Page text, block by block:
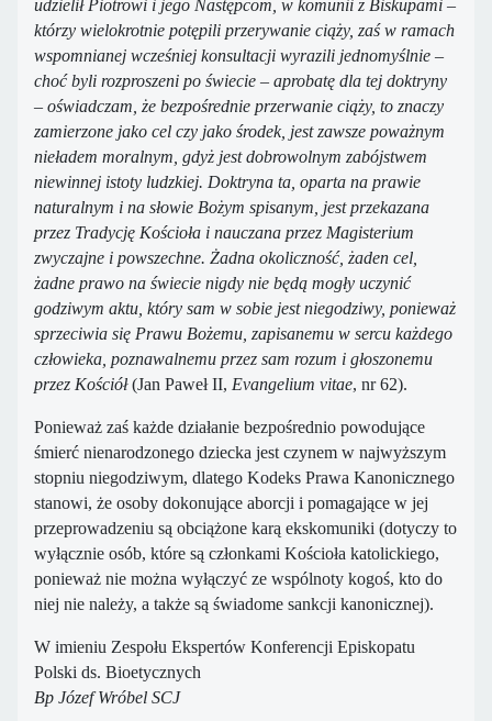
udzielił Piotrowi i jego Następcom, w komunii z Biskupami –
którzy wielokrotnie potępili przerywanie ciąży, zaś w ramach
wspomnianej wcześniej konsultacji wyrazili jednomyślnie –
choć byli rozproszeni po świecie – aprobatę dla tej doktryny
– oświadczam, że bezpośrednie przerwanie ciąży, to znaczy
zamierzone jako cel czy jako środek, jest zawsze poważnym
nieładem moralnym, gdyż jest dobrowolnym zabójstwem
niewinnej istoty ludzkiej. Doktryna ta, oparta na prawie
naturalnym i na słowie Bożym spisanym, jest przekazana
przez Tradycję Kościoła i nauczana przez Magisterium
zwyczajne i powszechne. Żadna okoliczność, żaden cel,
żadne prawo na świecie nigdy nie będą mogły uczynić
godziwym aktu, który sam w sobie jest niegodziwy, ponieważ
sprzeciwia się Prawu Bożemu, zapisanemu w sercu każdego
człowieka, poznawalnemu przez sam rozum i głoszonemu
przez Kościół(Jan Paweł II, Evangelium vitae, nr 62).
Ponieważ zaś każde działanie bezpośrednio powodujące
śmierć nienarodzonego dziecka jest czynem w najwyższym
stopniu niegodziwym, dlatego Kodeks Prawa Kanonicznego
stanowi, że osoby dokonujące aborcji i pomagające w jej
przeprowadzeniu są obciążone karą ekskomuniki (dotyczy to
wyłącznie osób, które są członkami Kościoła katolickiego,
ponieważ nie można wyłączyć ze wspólnoty kogoś, kto do
niej nie należy, a także są świadome sankcji kanonicznej).
W imieniu Zespołu Ekspertów Konferencji Episkopatu
Polski ds. Bioetycznych
Bp Józef Wróbel SCJ